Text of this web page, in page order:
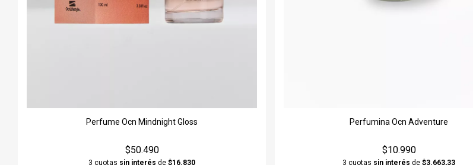
Perfume Ocn Mindnight Gloss
$50.490
3 cuotas sin interés de $16.830
Perfumina Ocn Adventure
$10.990
3 cuotas sin interés de $3.663,33